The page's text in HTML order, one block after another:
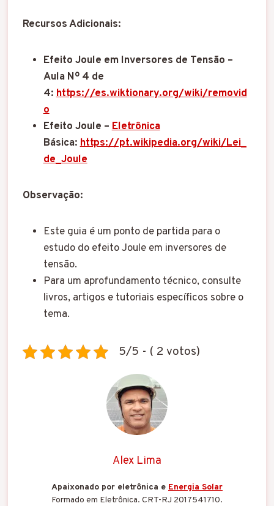
Recursos Adicionais:
Efeito Joule em Inversores de Tensão –
Aula Nº 4 de
4:https://es.wiktionary.org/wiki/removid
o
Efeito Joule –Eletrônica
Básica:https://pt.wikipedia.org/wiki/Lei_
de_Joule
Observação:
Este guia é um ponto de partida para o
estudo do efeito Joule em inversores de
tensão.
Para um aprofundamento técnico, consulte
livros, artigos e tutoriais específicos sobre o
tema.
5/5 - ( 2 votos)
Alex Lima
Apaixonado por eletrônica e Energia Solar
Formado em Eletrônica. CRT-RJ 2017541710.